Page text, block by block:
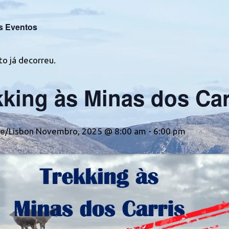
Eventos
já decorreu.
às Minas dos
Lisbon Novembro, 2025 @ 8:00 am-6:00 pm